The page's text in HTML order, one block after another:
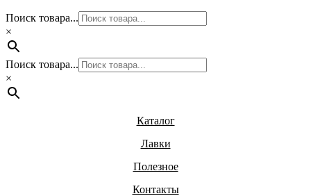
Поиск товара...
×
Поиск товара...
×
Каталог
Лавки
Полезное
Контакты